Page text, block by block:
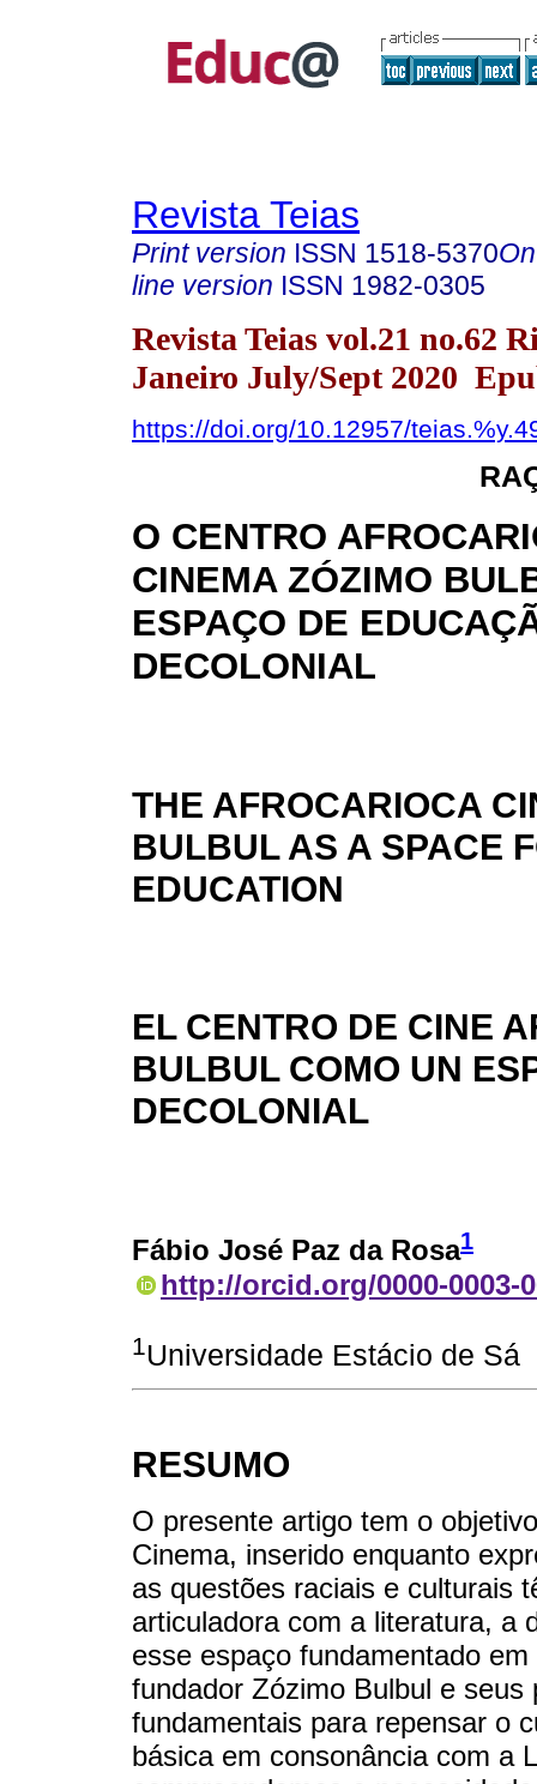
Revista Teias
Print version ISSN 1518-5370
line version ISSN 1982-0305
Revista Teias vol.21 no.62
Janeiro July/Sept 2020
https://doi.org/10.12957/
O CENTRO
CINEMA ZÓZIMO
ESPAÇO DE
DECOLONIAL
THE AFROCARIOCA
BULBUL AS A SPACE
EDUCATION
EL CENTRO DE CINE
BULBUL COMO UN
DECOLONIAL
Fábio José Paz da Rosa1
http://orcid.org/0000-0003-
1 Universidade Estácio de Sá
RESUMO
O presente artigo tem o
Cinema, inserido enquanto
as questões raciais e culturais
articuladora com a literatura, a
esse espaço fundamentado
fundador Zózimo Bulbul e
fundamentais para repensar o
básica em consonância com a